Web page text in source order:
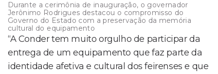
Durante a cerimônia de inauguração, o governador
Jerônimo Rodrigues destacou o compromisso do
Governo do Estado com a preservação da memória
cultural do equipamento
“A Conder tem muito orgulho de participar da
entrega de um equipamento que faz parte da
identidade afetiva e cultural dos feirenses e que